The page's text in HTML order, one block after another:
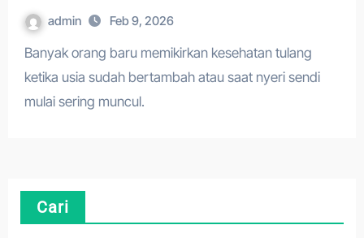
admin Feb 9, 2026
Banyak orang baru memikirkan kesehatan tulang
ketika usia sudah bertambah atau saat nyeri sendi
mulai sering muncul.
Cari